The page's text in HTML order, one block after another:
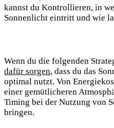
kannst du Kontrollieren, in
Sonnenlicht ‌eintritt und wie
Wenn du die folgenden
dafür sorgen,‌ dass du das
optimal nutzt. Von
einer gemütlicheren
Timing‍ bei der Nutzung‍ von
bringen.